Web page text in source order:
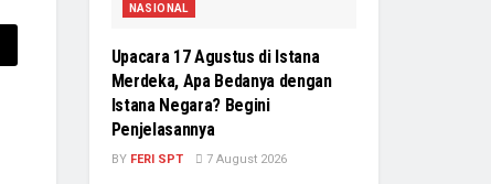
NASIONAL
Upacara 17 Agustus di Istana
Merdeka, Apa Bedanya dengan
Istana Negara? Begini
Penjelasannya
BY FERI SPT 7 August 2026